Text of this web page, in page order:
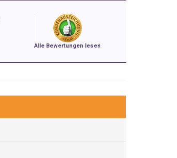
Alle Bewertungen lesen